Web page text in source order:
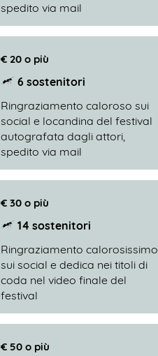
spedito via mail
€ 20 o più
6 sostenitori
Ringraziamento caloroso sui
social e locandina del festival
autografata dagli attori,
spedito via mail
€ 30 o più
14 sostenitori
Ringraziamento calorosissimo
sui social e dedica nei titoli di
coda nel video finale del
festival
€ 50 o più